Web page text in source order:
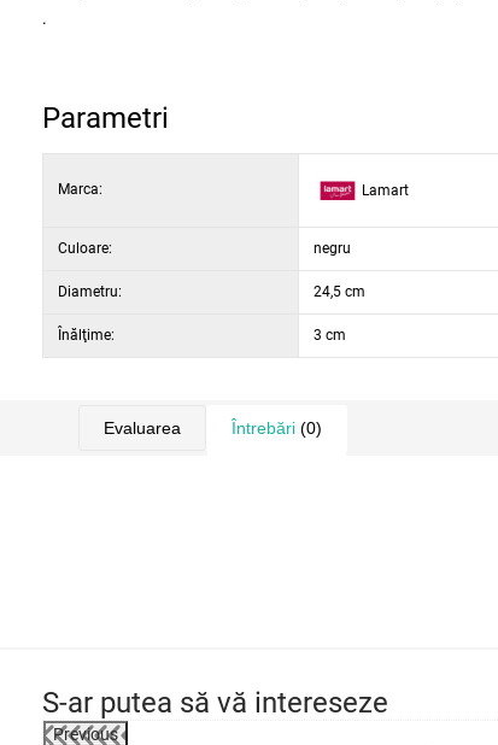
.
Parametri
Marca: Lamart
Culoare: negru
Diametru: 24,5 cm
Înălţime: 3 cm
Evaluarea Întrebări (0)
S-ar putea să vă intereseze
Previous